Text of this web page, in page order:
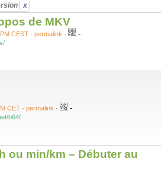
x
de MKV
CEST - permalink - -
CET - permalink - -
b64/
ou min/km – Débuter au